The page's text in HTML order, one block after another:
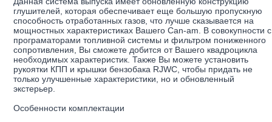
глушителей, которая обеспечивает еще большую пропускную
способность отработанных газов, что лучше сказывается на
мощностных характеристиках Вашего Can-am. В совокупности с
програматорами топливной системы и фильтром пониженного
сопротивления, Вы сможете добится от Вашего квадроцикла
необходимых характеристик. Также Вы можете установить
рукоятки КПП и крышки бензобака RJWC, чтобы придать не
только улучшенные характеристики, но и обновленный
экстерьер.
Особенности комплектации